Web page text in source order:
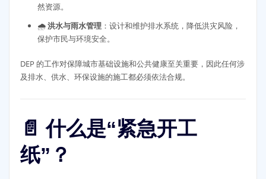
然资源。
🌧️洪水与雨水管理 ：设计和维护排水系统，降低洪灾风险，
保护市民与环境安全。
DEP 的工作对保障城市基础设施和公共健康至关重要，因此任何涉
及排水、供水、环保设施的施工都必须依法合规。
📄 什么是“紧急开工
纸”？